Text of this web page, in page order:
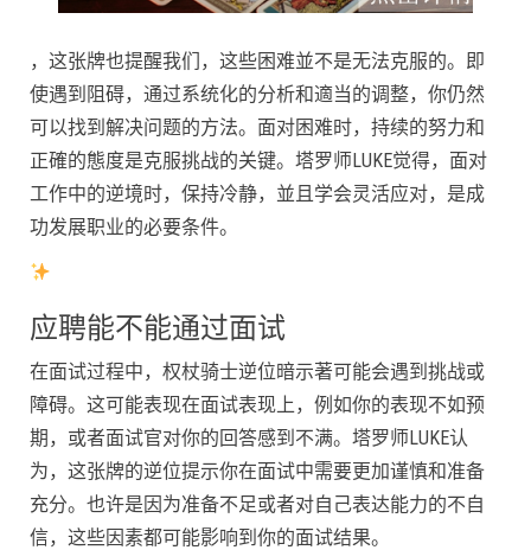
，这张牌也提醒我们，这些困难並不是无法克服的。即
使遇到阻碍，通过系统化的分析和適当的调整，你仍然
可以找到解决问题的方法。面对困难时，持续的努力和
正確的態度是克服挑战的关键。塔罗师LUKE觉得，面对
工作中的逆境时，保持冷静，並且学会灵活应对，是成
功发展职业的必要条件。
应聘能不能通过面试
在面试过程中，权杖骑士逆位暗示著可能会遇到挑战或
障碍。这可能表现在面试表现上，例如你的表现不如预
期，或者面试官对你的回答感到不满。塔罗师LUKE认
为，这张牌的逆位提示你在面试中需要更加谨慎和准备
充分。也许是因为准备不足或者对自己表达能力的不自
信，这些因素都可能影响到你的面试结果。